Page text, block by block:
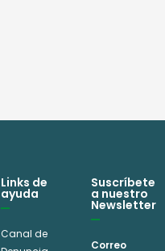
Links de
ayuda
Canal de
Suscríbete
a nuestro
Newsletter
Correo